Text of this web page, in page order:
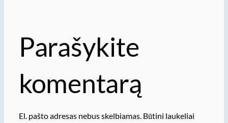
Parašykite
komentarą
El. pašto adresas nebus skelbiamas. Būtini laukeliai